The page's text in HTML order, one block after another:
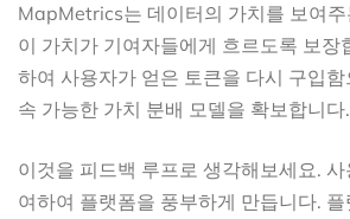
MapMetrics는 데이터의 가치를 보여
이 가치가 기여자들에게 흐르도록 보장
하여 사용자가 얻은 토큰을 다시 구입
속 가능한 가치 분배 모델을 확보합니다.
이것을 피드백 루프로 생각해보세요.
여하여 플랫폼을 풍부하게 만듭니다.